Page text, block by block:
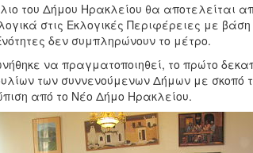
του Δήμου Ηρακλείου θα αποτελείται
στις Εκλογικές Περιφέρειες με
δεν συμπληρώνουν το μέτρο.
να πραγματοποιηθεί, το πρώτο
των συννενούμενων Δήμων με σκοπό
από το Νέο Δήμο Ηρακλείου.